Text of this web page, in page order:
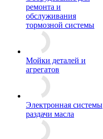
ремонта и
обслуживания
тормозной системы
Мойки деталей и
агрегатов
Электронная системы
раздачи масла